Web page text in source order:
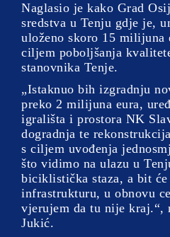
Naglasio je kako Grad
sredstva u Tenju gdje je,
uloženo skoro 15 milijuna
ciljem poboljšanja
stanovnika Tenje.
„Istaknuo bih izgradnju
preko 2 milijuna eura,
igrališta i prostora NK
dogradnja te
s ciljem uvođenja
što vidimo na ulazu u
biciklistička staza, a bit
infrastrukturu, u obnovu
vjerujem da tu nije kraj.“,
Jukić.